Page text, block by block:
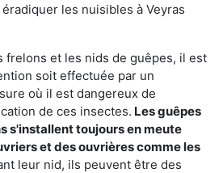
les nuisibles à Veyras
frelons et les nids de guêpes, il est
soit effectuée par un
où il est dangereux de
de ces insectes. Les guêpes
s'installent toujours en meute
et des ouvrières comme les
leur nid, ils peuvent être des